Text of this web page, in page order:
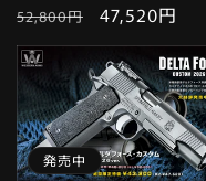
通
常
価
格
52,800円
セ
ー
ル
価
格
47,520円
発売中